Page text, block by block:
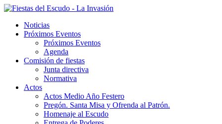
Noticias
Próximos Eventos
Próximos Eventos
Agenda
Comisión de fiestas
Junta directiva
Normativa
Actos
Actos Medio Año Festero
Pregón. Santa Misa y Ofrenda al Patrón.
Homenaje al Escudo